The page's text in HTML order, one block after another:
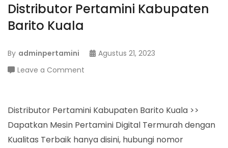
Distributor Pertamini Kabupaten
Barito Kuala
By adminpertamini
Agustus 21, 2023
Leave a Comment
Kabupaten
Barito
Kuala
Distributor Pertamini Kabupaten Barito Kuala >>
Dapatkan Mesin Pertamini Digital Termurah dengan
Kualitas Terbaik hanya disini, hubungi nomor